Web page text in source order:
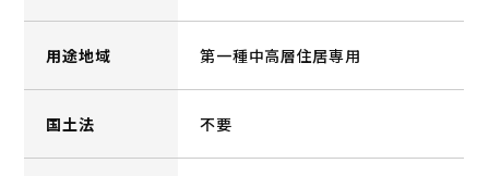
用途地域 第一種中高層住居専用
国土法 不要